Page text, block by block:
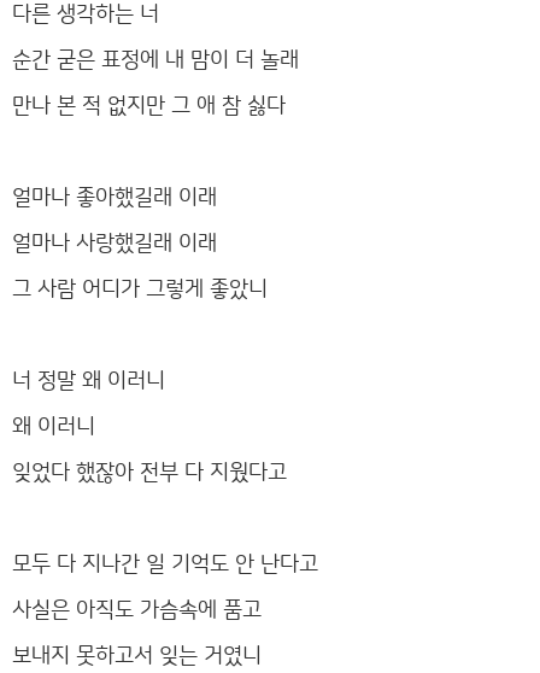
다른 생각하는 너
순간 굳은 표정에 내 맘이 더 놀래
만나 본 적 없지만 그 애 참 싫다
얼마나 좋아했길래 이래
얼마나 사랑했길래 이래
그 사람 어디가 그렇게 좋았니
너 정말 왜 이러니
왜 이러니
잊었다 했잖아 전부 다 지웠다고
모두 다 지나간 일 기억도 안 난다고
사실은 아직도 가슴속에 품고
보내지 못하고서 잊는 거였니